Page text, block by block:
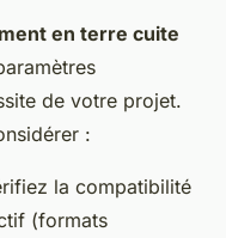
en terre cuite
de votre projet.
:
la compatibilité
(formats